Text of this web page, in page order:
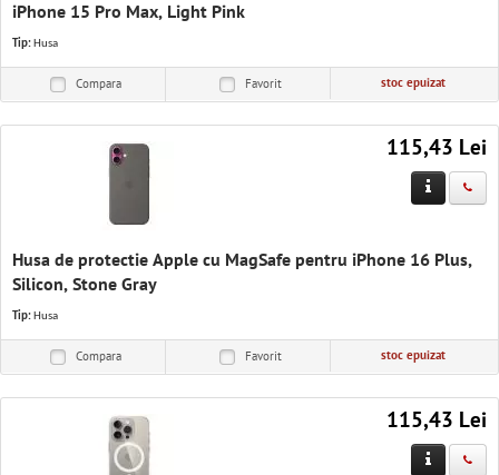
iPhone 15 Pro Max, Light Pink
Tip: Husa
Compara Favorit stoc epuizat
115,43 Lei
Husa de protectie Apple cu MagSafe pentru iPhone 16 Plus,
Silicon, Stone Gray
Tip: Husa
Compara Favorit stoc epuizat
115,43 Lei